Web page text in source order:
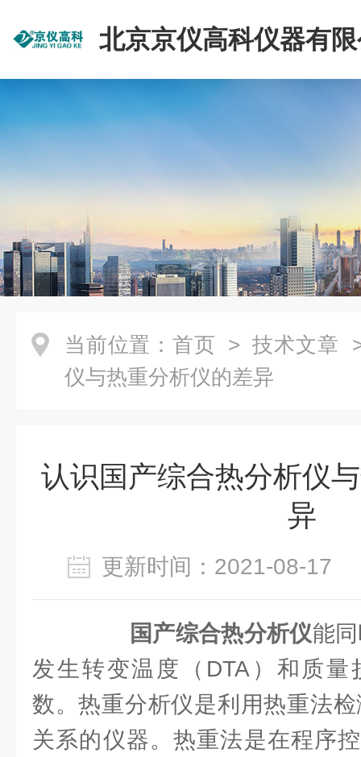
北京京仪高科仪器有
当前位置： 首页 > 技术文章
仪与热重分析仪的差异
认识国产综合热分析仪
异
更新时间：2021-08-
国产综合热分析仪能
发生转变温度（DTA）和质量
数。热重分析仪是利用热重法
关系的仪器。热重法是在程序